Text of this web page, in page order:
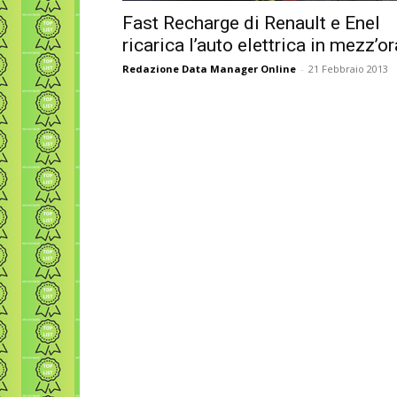
Fast Recharge di Renault e Enel
ricarica l’auto elettrica in
Redazione Data Manager Online - 21 Febbraio 2013